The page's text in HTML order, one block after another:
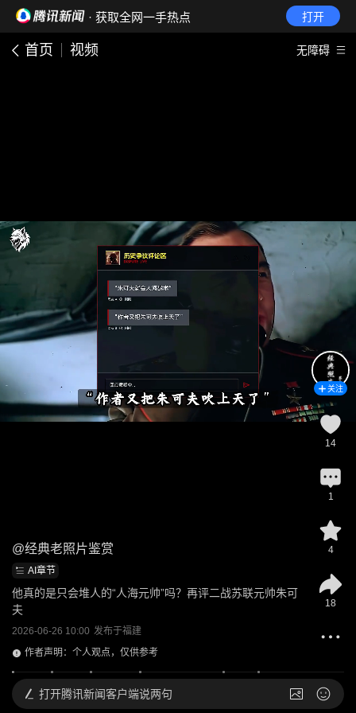
· 获取全网一手热点 打开
首页 视频 无障碍
@经典老照片鉴赏
AI章节
他真的是只会堆人的“人海元帅”吗？再评二战苏联元帅朱可
夫
2026-06-26 10:00 发布于福建
作者声明：个人观点，仅供参考
关注
14
1
4
18
打开腾讯新闻客户端说两句